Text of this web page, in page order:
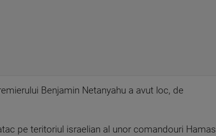
Benjamin Netanyahu a avut loc, de
pe teritoriul israelian al unor comandouri Hamas